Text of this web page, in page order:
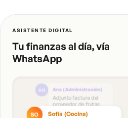
ASISTENTE DIGITAL
Tu finanzas al día, vía
WhatsApp
AN Ana (Administración)
Adjunto factura del
proveedor de frutas
Muñoz 📄
SO Sofía (Cocina)